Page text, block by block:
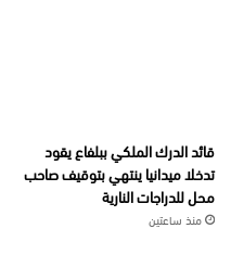
قائد الدرك الملكي ببلفاع يقود
تدخلا ميدانيا ينتهي بتوقيف صاحب
محل للدراجات النارية
منذ ساعتين